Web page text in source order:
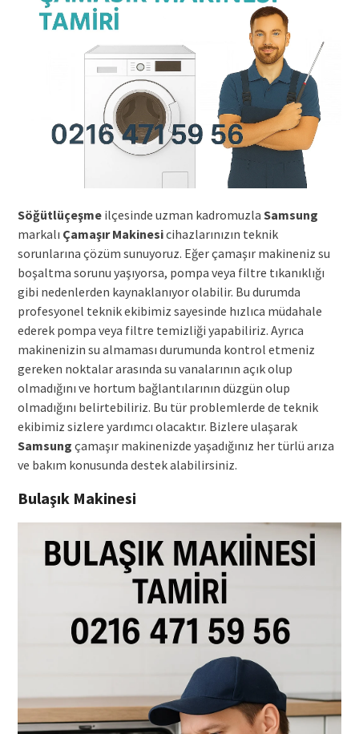
Söğütlüçeşmeilçesinde uzman kadromuzla Samsung
markalı Çamaşır Makinesicihazlarınızın teknik
sorunlarına çözüm sunuyoruz. Eğer çamaşır makineniz su
boşaltma sorunu yaşıyorsa, pompa veya filtre tıkanıklığı
gibi nedenlerden kaynaklanıyor olabilir. Bu durumda
profesyonel teknik ekibimiz sayesinde hızlıca müdahale
ederek pompa veya filtre temizliği yapabiliriz. Ayrıca
makinenizin su almaması durumunda kontrol etmeniz
gereken noktalar arasında su vanalarının açık olup
olmadığını ve hortum bağlantılarının düzgün olup
olmadığını belirtebiliriz. Bu tür problemlerde de teknik
ekibimiz sizlere yardımcı olacaktır. Bizlere ulaşarak
Samsung çamaşır makinenizde yaşadığınız her türlü arıza
ve bakım konusunda destek alabilirsiniz.
Bulaşık Makinesi